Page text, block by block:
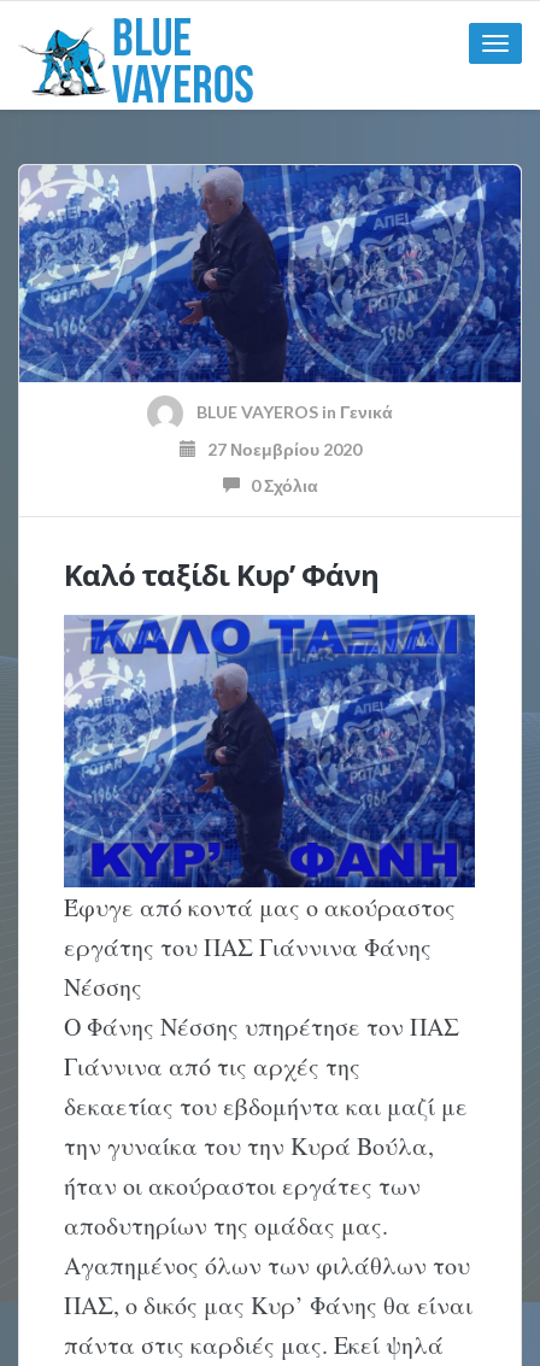
Toggle
BLUE VAYEROS in Γενικά
27 Νοεμβρίου 2020
0 Σχόλια
Καλό ταξίδι Κυρ’ Φάνη
Έφυγε από κοντά μας ο ακούραστος
εργάτης του ΠΑΣ Γιάννινα Φάνης
Νέσσης
Ο Φάνης Νέσσης υπηρέτησε τον ΠΑΣ
Γιάννινα από τις αρχές της
δεκαετίας του εβδομήντα και μαζί με
την γυναίκα του την Κυρά Βούλα,
ήταν οι ακούραστοι εργάτες των
αποδυτηρίων της ομάδας μας.
Αγαπημένος όλων των φιλάθλων του
ΠΑΣ, ο δικός μας Κυρ’ Φάνης θα είναι
πάντα στις καρδιές μας. Εκεί ψηλά